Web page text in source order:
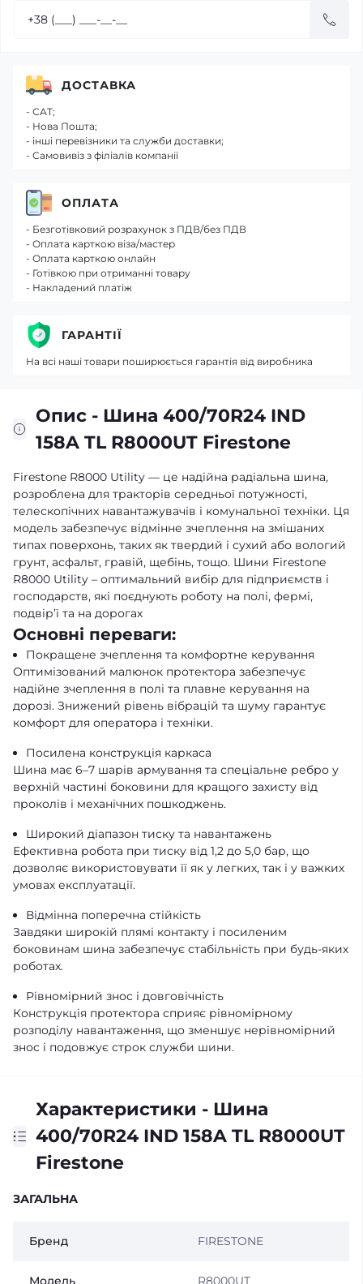
Опис - Шина 400/70R24 IND
158A TL R8000UT Firestone
Firestone R8000 Utility — це надійна радіальна шина,
розроблена для тракторів середньої потужності,
телескопічних навантажувачів і комунальної техніки. Ця
модель забезпечує відмінне зчеплення на змішаних
типах поверхонь, таких як твердий і сухий або вологий
грунт, асфальт, гравій, щебінь, тощо. Шини Firestone
R8000 Utility – оптимальний вибір для підприємств і
господарств, які поєднують роботу на полі, фермі,
подвір’ї та на дорогах
Основні переваги:
Покращене зчеплення та комфортне керування
Оптимізований малюнок протектора забезпечує
надійне зчеплення в полі та плавне керування на
дорозі. Знижений рівень вібрацій та шуму гарантує
комфорт для оператора і техніки.
Посилена конструкція каркаса
Шина має 6–7 шарів армування та спеціальне ребро у
верхній частині боковини для кращого захисту від
проколів і механічних пошкоджень.
Широкий діапазон тиску та навантажень
Ефективна робота при тиску від 1,2 до 5,0 бар, що
дозволяє використовувати її як у легких, так і у важких
умовах експлуатації.
Відмінна поперечна стійкість
Завдяки широкій плямі контакту і посиленим
боковинам шина забезпечує стабільність при будь-яких
роботах.
Рівномірний знос і довговічність
Конструкція протектора сприяє рівномірному
розподілу навантаження, що зменшує нерівномірний
знос і подовжує строк служби шини.
Характеристики - Шина
400/70R24 IND 158A TL R8000UT
Firestone
ЗАГАЛЬНА
Бренд FIRESTONE
Модель R8000UT
ДОСТАВКА
- САТ;
- Нова Пошта;
- інші перевізники та служби доставки;
- Самовивіз з філіалів компанії
ОПЛАТА
- Безготівковий розрахунок з ПДВ/без ПДВ
- Оплата карткою віза/мастер
- Оплата карткою онлайн
- Готівкою при отриманні товару
- Накладений платіж
ГАРАНТІЇ
На всі наші товари поширюється гарантія від виробника